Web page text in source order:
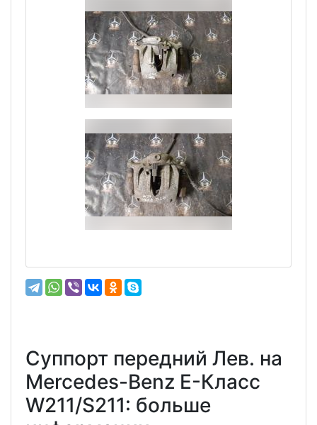
Суппорт передний Лев. на
Mercedes-Benz E-Класс
W211/S211: больше